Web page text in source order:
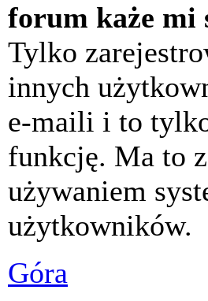
forum każe mi
Tylko
innych
e-maili i to
funkcję. Ma to
używaniem
użytkowników.
Góra